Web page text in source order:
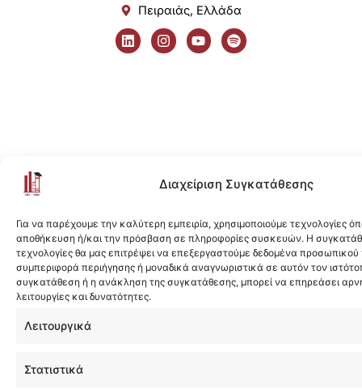
Διαχείριση Συγκατάθεσης
Για να παρέχουμε την καλύτερη εμπειρία, χρησιμοποιούμε τεχνολογίες
αποθήκευση ή/και την πρόσβαση σε πληροφορίες συσκευών. Η
τεχνολογίες θα μας επιτρέψει να επεξεργαστούμε δεδομένα
συμπεριφορά περιήγησης ή μοναδικά αναγνωριστικά σε αυτόν τον
συγκατάθεση ή η ανάκληση της συγκατάθεσης, μπορεί να επηρεάσει
λειτουργίες και δυνατότητες.
Λειτουργικά
Στατιστικά
Πειραιάς, Ελλάδα
L
i
n
I
n
s
Y
o
u
S
p
o